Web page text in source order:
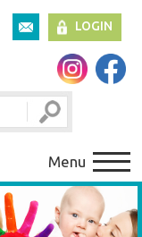
LOGIN
Menu